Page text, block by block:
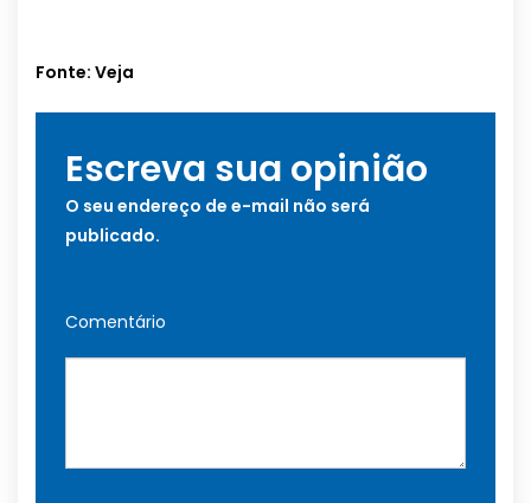
Fonte: Veja
Escreva sua opinião
O seu endereço de e-mail não será
publicado.
Comentário